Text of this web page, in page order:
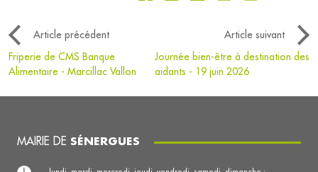
Article précédent
Article suivant
Friperie de CMS Banque
Alimentaire - Marcillac Vallon
Journée bien-être à destination des
aidants - 19 juin 2026
MAIRIE DE SÉNERGUES